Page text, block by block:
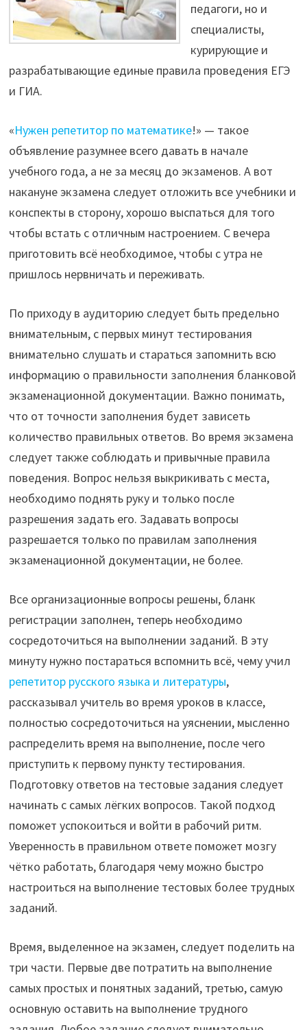
педагоги, но и
специалисты,
курирующие и
разрабатывающие единые правила проведения ЕГЭ
и ГИА.
«Нужен репетитор по математике!» — такое
объявление разумнее всего давать в начале
учебного года, а не за месяц до экзаменов. А вот
накануне экзамена следует отложить все учебники и
конспекты в сторону, хорошо выспаться для того
чтобы встать с отличным настроением. С вечера
приготовить всё необходимое, чтобы с утра не
пришлось нервничать и переживать.
По приходу в аудиторию следует быть предельно
внимательным, с первых минут тестирования
внимательно слушать и стараться запомнить всю
информацию о правильности заполнения бланковой
экзаменационной документации. Важно понимать,
что от точности заполнения будет зависеть
количество правильных ответов. Во время экзамена
следует также соблюдать и привычные правила
поведения. Вопрос нельзя выкрикивать с места,
необходимо поднять руку и только после
разрешения задать его. Задавать вопросы
разрешается только по правилам заполнения
экзаменационной документации, не более.
Все организационные вопросы решены, бланк
регистрации заполнен, теперь необходимо
сосредоточиться на выполнении заданий. В эту
минуту нужно постараться вспомнить всё, чему учил
репетитор русского языка и литературы,
рассказывал учитель во время уроков в классе,
полностью сосредоточиться на уяснении, мысленно
распределить время на выполнение, после чего
приступить к первому пункту тестирования.
Подготовку ответов на тестовые задания следует
начинать с самых лёгких вопросов. Такой подход
поможет успокоиться и войти в рабочий ритм.
Уверенность в правильном ответе поможет мозгу
чётко работать, благодаря чему можно быстро
настроиться на выполнение тестовых более трудных
заданий.
Время, выделенное на экзамен, следует поделить на
три части. Первые две потратить на выполнение
самых простых и понятных заданий, третью, самую
основную оставить на выполнение трудного